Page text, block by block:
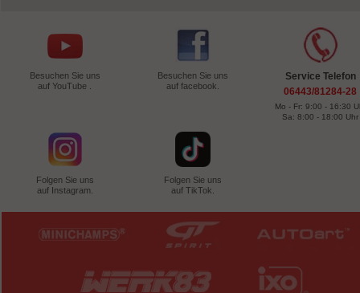
Besuchen Sie uns
auf YouTube .
Besuchen Sie uns
auf facebook.
Folgen Sie uns
auf Instagram.
Folgen Sie uns
auf TikTok.
Service Telefon
06443/81284-28
Mo - Fr: 9:00 - 16:30
Sa: 8:00 - 18:00 Uhr